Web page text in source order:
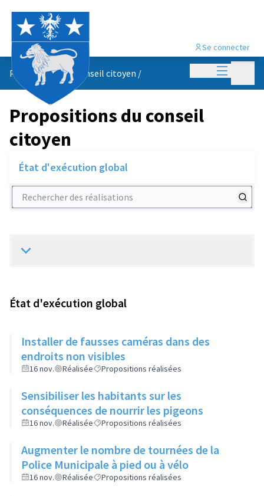
Menu
Se connecter
Propositions du conseil citoyen /
Propositions du conseil
citoyen
État d'exécution global
Rechercher des réalisations
État d'exécution global
Installer de fausses caméras dans des
endroits non visibles
16 nov. Réalisée Propositions réalisées
Sensibiliser les habitants sur les
conséquences de nourrir les pigeons
16 nov. Réalisée Propositions réalisées
Augmenter le nombre de tournées de la
Police Municipale à pied ou à vélo
16 nov. Réalisée Propositions réalisées